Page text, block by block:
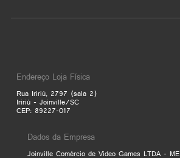
Endereço Loja Física
Rua Iririú, 2797 (sala 2)
Iririú - Joinville/SC
CEP: 89227-017
Dados da Empresa
Joinville Comércio de Video Games LTDA - ME